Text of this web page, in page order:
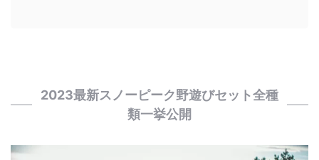
2023最新スノーピーク野遊びセット全種
類一挙公開